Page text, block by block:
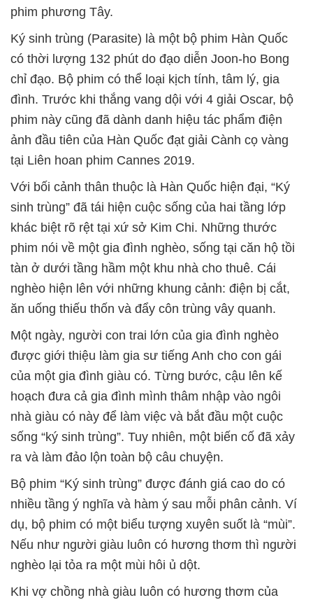
phim phương Tây.
Ký sinh trùng (Parasite) là một bộ phim Hàn Quốc
có thời lượng 132 phút do đạo diễn Joon-ho Bong
chỉ đạo. Bộ phim có thể loại kịch tính, tâm lý, gia
đình. Trước khi thắng vang dội với 4 giải Oscar, bộ
phim này cũng đã dành danh hiệu tác phẩm điện
ảnh đầu tiên của Hàn Quốc đạt giải Cành cọ vàng
tại Liên hoan phim Cannes 2019.
Với bối cảnh thân thuộc là Hàn Quốc hiện đại, “Ký
sinh trùng” đã tái hiện cuộc sống của hai tầng lớp
khác biệt rõ rệt tại xứ sở Kim Chi. Những thước
phim nói về một gia đình nghèo, sống tại căn hộ tồi
tàn ở dưới tầng hầm một khu nhà cho thuê. Cái
nghèo hiện lên với những khung cảnh: điện bị cắt,
ăn uống thiếu thốn và đẩy côn trùng vây quanh.
Một ngày, người con trai lớn của gia đình nghèo
được giới thiệu làm gia sư tiếng Anh cho con gái
của một gia đình giàu có. Từng bước, cậu lên kế
hoạch đưa cả gia đình mình thâm nhập vào ngôi
nhà giàu có này để làm việc và bắt đầu một cuộc
sống “ký sinh trùng”. Tuy nhiên, một biến cố đã xảy
ra và làm đảo lộn toàn bộ câu chuyện.
Bộ phim “Ký sinh trùng” được đánh giá cao do có
nhiều tầng ý nghĩa và hàm ý sau mỗi phân cảnh. Ví
dụ, bộ phim có một biểu tượng xuyên suốt là “mùi”.
Nếu như người giàu luôn có hương thơm thì người
nghèo lại tỏa ra một mùi hôi ủ dột.
Khi vợ chồng nhà giàu luôn có hương thơm của